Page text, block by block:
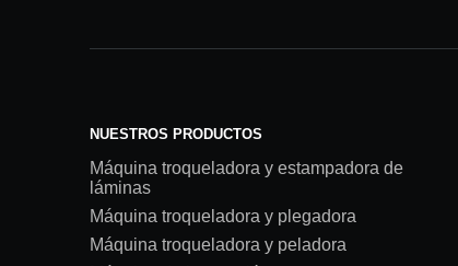
NUESTROS PRODUCTOS
Máquina troqueladora y estampadora de
láminas
Máquina troqueladora y plegadora
Máquina troqueladora y peladora